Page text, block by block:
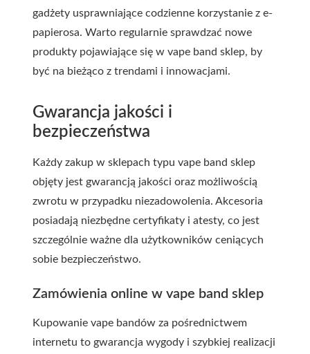
gadżety usprawniające codzienne korzystanie z e-
papierosa. Warto regularnie sprawdzać nowe
produkty pojawiające się w vape band sklep, by
być na bieżąco z trendami i innowacjami.
Gwarancja jakości i
bezpieczeństwa
Każdy zakup w sklepach typu vape band sklep
objęty jest gwarancją jakości oraz możliwością
zwrotu w przypadku niezadowolenia. Akcesoria
posiadają niezbędne certyfikaty i atesty, co jest
szczególnie ważne dla użytkowników ceniących
sobie bezpieczeństwo.
Zamówienia online w vape band sklep
Kupowanie vape bandów za pośrednictwem
internetu to gwarancja wygody i szybkiej realizacji